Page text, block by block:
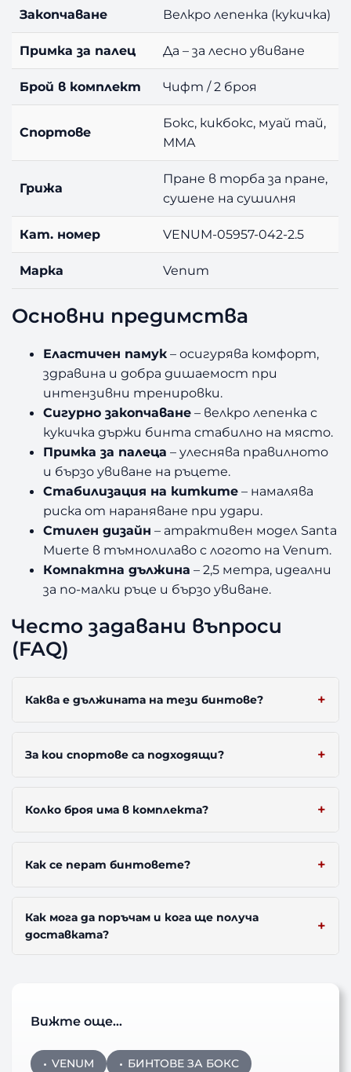
r
p
l
e
2
.
m
Закопчаване Велкро лепенка (кукичка)
Примка за палец Да – за лесно увиване
Брой в комплект Чифт / 2 броя
Спортове
Бокс, кикбокс, муай тай,
MMA
Грижа
Пране в торба за пране,
сушене на сушилня
Кат. номер VENUM-05957-042-2.5
Марка Venum
Основни предимства
Еластичен памук – осигурява комфорт,
здравина и добра дишаемост при
интензивни тренировки.
Сигурно закопчаване – велкро лепенка с
кукичка държи бинта стабилно на място.
Примка за палеца – улеснява правилното
и бързо увиване на ръцете.
Стабилизация на китките – намалява
риска от нараняване при удари.
Стилен дизайн – атрактивен модел Santa
Muerte в тъмнолилаво с логото на Venum.
Компактна дължина – 2,5 метра, идеални
за по-малки ръце и бързо увиване.
Често задавани въпроси
(FAQ)
Каква е дължината на тези бинтове?
За кои спортове са подходящи?
Колко броя има в комплекта?
Как се перат бинтовете?
Как мога да поръчам и кога ще получа
доставката?
Вижте още…
VENUM
БИНТОВЕ ЗА БОКС